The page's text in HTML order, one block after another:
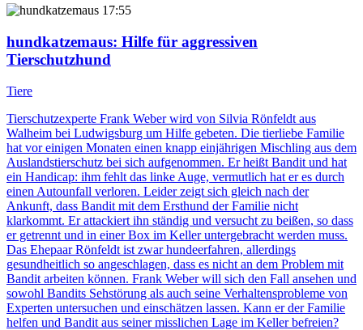
17:55
hundkatzemaus: Hilfe für aggressiven
Tierschutzhund
Tiere
Tierschutzexperte Frank Weber wird von Silvia Rönfeldt aus
Walheim bei Ludwigsburg um Hilfe gebeten. Die tierliebe Familie
hat vor einigen Monaten einen knapp einjährigen Mischling aus dem
Auslandstierschutz bei sich aufgenommen. Er heißt Bandit und hat
ein Handicap: ihm fehlt das linke Auge, vermutlich hat er es durch
einen Autounfall verloren. Leider zeigt sich gleich nach der
Ankunft, dass Bandit mit dem Ersthund der Familie nicht
klarkommt. Er attackiert ihn ständig und versucht zu beißen, so dass
er getrennt und in einer Box im Keller untergebracht werden muss.
Das Ehepaar Rönfeldt ist zwar hundeerfahren, allerdings
gesundheitlich so angeschlagen, dass es nicht an dem Problem mit
Bandit arbeiten können. Frank Weber will sich den Fall ansehen und
sowohl Bandits Sehstörung als auch seine Verhaltensprobleme von
Experten untersuchen und einschätzen lassen. Kann er der Familie
helfen und Bandit aus seiner misslichen Lage im Keller befreien?